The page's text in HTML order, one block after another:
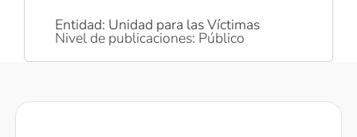
Entidad: Unidad para las Víctimas
Nivel de publicaciones: Público